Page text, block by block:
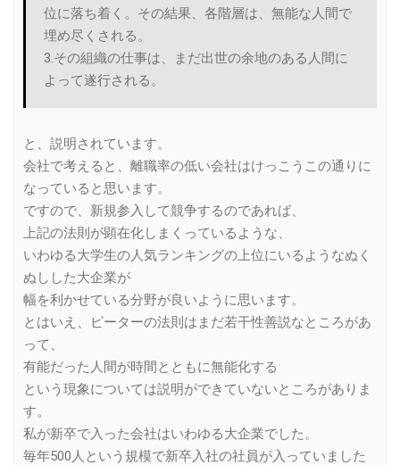
位に落ち着く。その結果、各階層は、無能な人間で
埋め尽くされる。
3.その組織の仕事は、まだ出世の余地のある人間に
よって遂行される。
と、説明されています。
会社で考えると、離職率の低い会社はけっこうこの通りに
なっていると思います。
ですので、新規参入して競争するのであれば、
上記の法則が顕在化しまくっているような、
いわゆる大学生の人気ランキングの上位にいるようなぬく
ぬしした大企業が
幅を利かせている分野が良いように思います。
とはいえ、ピーターの法則はまだ若干性善説なところがあ
って、
有能だった人間が時間とともに無能化する
という現象については説明ができていないところがありま
す。
私が新卒で入った会社はいわゆる大企業でした。
毎年500人という規模で新卒入社の社員が入っていました